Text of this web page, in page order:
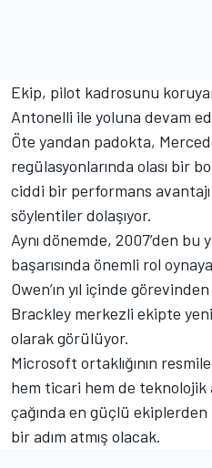
Ekip, pilot kadrosunu
Antonelli ile yoluna devam
Öte yandan padokta,
regülasyonlarında olası bir
ciddi bir performans
söylentiler dolaşıyor.
Aynı dönemde, 2007’den bu
başarısında önemli rol
Owen’ın yıl içinde
Brackley merkezli ekipte
olarak görülüyor.
Microsoft ortaklığının
hem ticari hem de teknolojik
çağında en güçlü
bir adım atmış olacak.